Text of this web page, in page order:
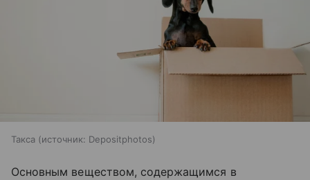
Такса источник: Depositphotos
Основным веществом, содержащимся в